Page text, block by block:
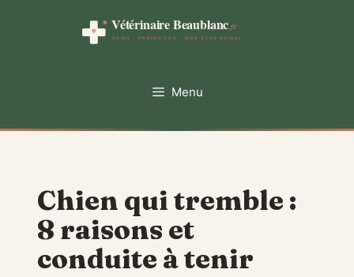
Menu
Chien qui tremble :
8 raisons et
conduite à tenir